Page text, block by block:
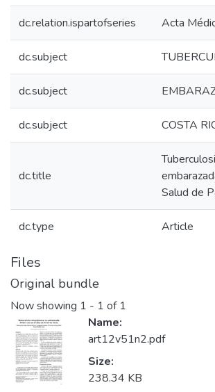
dc.relation.ispartofseries Acta
dc.subject
dc.subject
dc.subject COSTA
dc.title
Salud de
dc.type Article
Files
Original bundle
Now showing 1 - 1 of 1
Name:
art12v51n2.pdf
Size:
238.34 KB